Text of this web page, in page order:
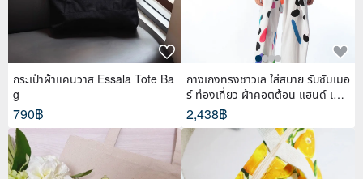
กระเป๋าผ้าแคนวาส Essala Tote Ba
g
790฿
กางเกงทรงชาวเล ใส่สบาย รับซัมเมอ
ร์ ท่องเที่ยว ผ้าคอตต้อน แฮนด์ เพ้น
ท์
2,438฿